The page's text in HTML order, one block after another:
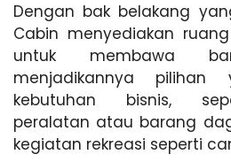
Dengan bak belakang
Cabin menyediakan
untuk membawa
menjadikannya
kebutuhan bisnis,
peralatan atau barang
kegiatan rekreasi seperti